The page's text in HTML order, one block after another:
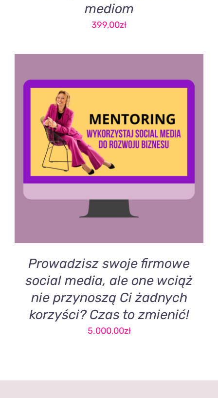
mediom
399,00zł
DODAJ DO KOSZYKA
/
SZCZEGÓŁY
Prowadzisz swoje firmowe
social media, ale one wciąż
nie przynoszą Ci żadnych
korzyści? Czas to zmienić!
5.000,00zł